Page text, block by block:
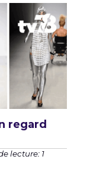
regard
lecture: 1